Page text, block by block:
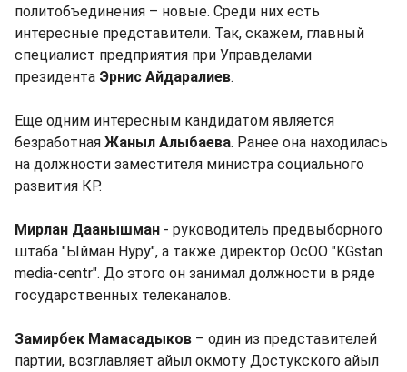
политобъединения – новые. Среди них есть
интересные представители. Так, скажем, главный
специалист предприятия при Управделами
президента Эрнис Айдаралиев.
Еще одним интересным кандидатом является
безработная Жаныл Алыбаева. Ранее она находилась
на должности заместителя министра социального
развития КР.
Мирлан Даанышман - руководитель предвыборного
штаба "Ыйман Нуру", а также директор ОсОО "KGstan
media-centr". До этого он занимал должности в ряде
государственных телеканалов.
Замирбек Мамасадыков – один из представителей
партии, возглавляет айыл окмоту Достукского айыл